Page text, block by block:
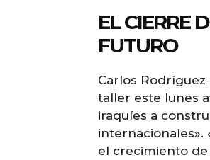
EL CIERRE
FUTURO
Carlos
taller este lunes
iraquíes a
internacionales».
el crecimiento de